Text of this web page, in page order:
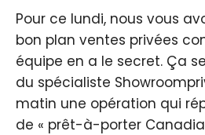
Pour ce lundi, nous vous
bon plan ventes privées
équipe en a le secret. Ça
du spécialiste
matin une opération qui
de « prêt-à-porter